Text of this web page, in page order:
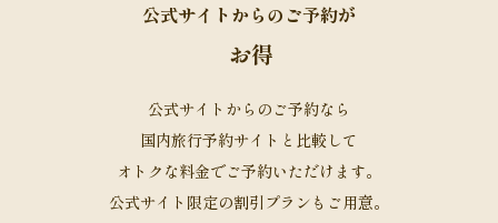
公式サイトからのご予約が
お得
公式サイトからのご予約なら
国内旅行予約サイトと比較して
オトクな料金でご予約いただけます。
公式サイト限定の割引プランもご用意。